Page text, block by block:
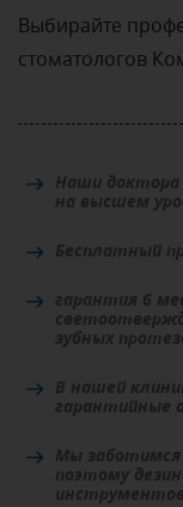
Выбирайте
стоматологов
Наши
на высшем
Бесплатный
гарантия 6
зубных
В нашей
гарантийные
Мы заботимся
поэтому